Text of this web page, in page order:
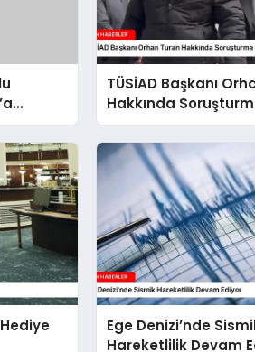
TÜSİAD Başkanı
Hakkında
Başlatıldı
Ege Denizi’nde
Hareketlilik Devam